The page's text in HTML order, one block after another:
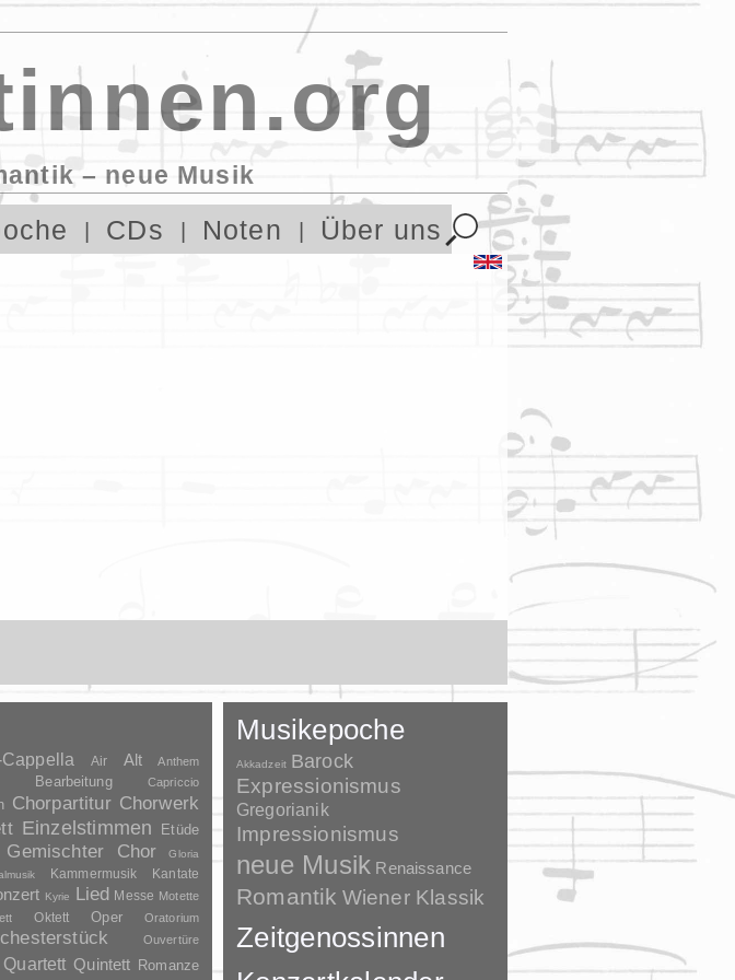
– neue Musik
CDs Noten Über uns
Cappella Air Alt Anthem
Bearbeitung Capriccio
Chorpartitur Chorwerk
Einzelstimmen Etüde
Gemischter Chor Gloria
Kammermusik Kantate
Kyrie Lied Messe Motette
Oktett Oper Oratorium
Ouvertüre
Quartett Quintett Romanze
Musikepoche
Akkadzeit Barock
Expressionismus
Gregorianik
Impressionismus
neue Musik Renaissance
Romantik Wiener Klassik
Zeitgenossinnen